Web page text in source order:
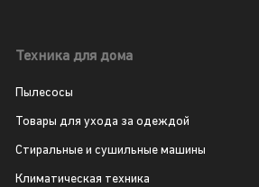
Техника для дома
Пылесосы
Товары для ухода за одеждой
Стиральные и сушильные машины
Климатическая техника